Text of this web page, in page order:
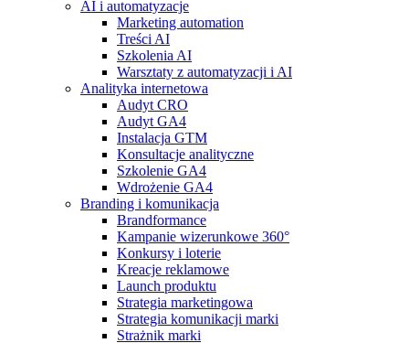
AI i automatyzacje
Marketing automation
Treści AI
Szkolenia AI
Warsztaty z automatyzacji i AI
Analityka internetowa
Audyt CRO
Audyt GA4
Instalacja GTM
Konsultacje analityczne
Szkolenie GA4
Wdrożenie GA4
Branding i komunikacja
Brandformance
Kampanie wizerunkowe 360°
Konkursy i loterie
Kreacje reklamowe
Launch produktu
Strategia marketingowa
Strategia komunikacji marki
Strażnik marki